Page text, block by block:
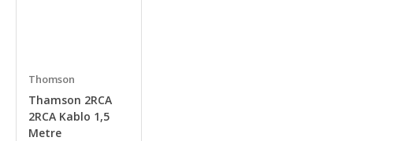
Thomson
Thamson 2RCA
2RCA Kablo 1,5
Metre